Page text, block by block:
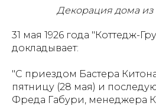
Декорация дома из
31 мая 1926 года "Коттедж-
докладывает:
"С приездом Бастера
пятницу (28 мая) и
Фреда Габури, менеджера